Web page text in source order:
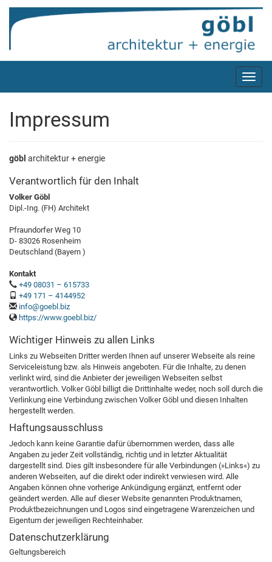
main
Toggle
Impressum
göbl architektur + energie
Verantwortlich für den Inhalt
Volker Göbl
Dipl.-Ing. (FH) Architekt
Pfraundorfer Weg 10
D- 83026 Rosenheim
Deutschland (Bayern )
Kontakt
+49 08031 – 615733
+49 171 – 4144952
info@goebl.biz
https://www.goebl.biz/
Wichtiger Hinweis zu allen Links
Links zu Webseiten Dritter werden Ihnen auf unserer Webseite als reine
Serviceleistung bzw. als Hinweis angeboten. Für die Inhalte, zu denen
verlinkt wird, sind die Anbieter der jeweiligen Webseiten selbst
verantwortlich. Volker Göbl billigt die Drittinhalte weder, noch soll durch die
Verlinkung eine Verbindung zwischen Volker Göbl und diesen Inhalten
hergestellt werden.
Haftungsausschluss
Jedoch kann keine Garantie dafür übernommen werden, dass alle
Angaben zu jeder Zeit vollständig, richtig und in letzter Aktualität
dargestellt sind. Dies gilt insbesondere für alle Verbindungen (»Links«) zu
anderen Webseiten, auf die direkt oder indirekt verwiesen wird. Alle
Angaben können ohne vorherige Ankündigung ergänzt, entfernt oder
geändert werden. Alle auf dieser Website genannten Produktnamen,
Produktbezeichnungen und Logos sind eingetragene Warenzeichen und
Eigentum der jeweiligen Rechteinhaber.
Datenschutzerklärung
Geltungsbereich